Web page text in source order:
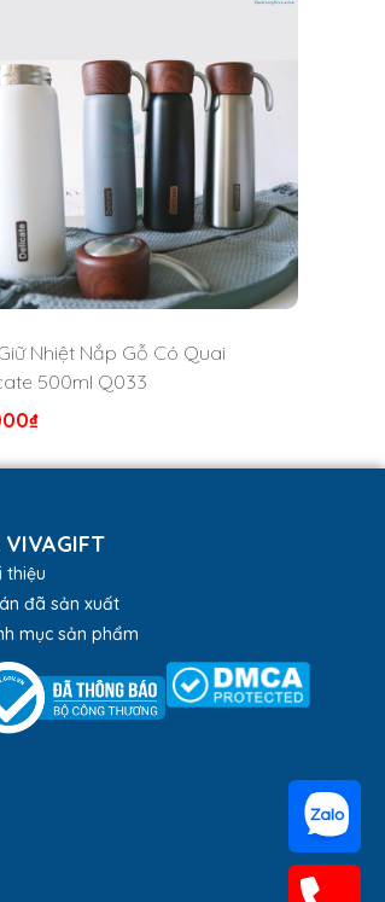
nước mở tự động và gây rò rỉ
Nhiệt Nắp Gỗ Có Quai
500ml Q033
₫
VIVAGIFT
thiệu
đã sản xuất
mục sản phẩm